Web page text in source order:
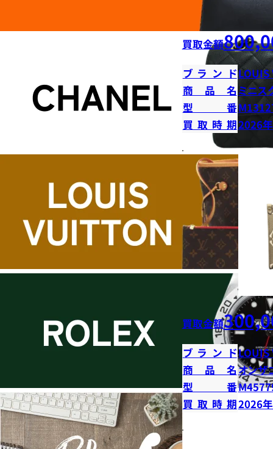
買取金額
ブランドLOUIS
商品名 ミニス
型番
買取時期2026
買取金額
ブランドLOUIS
商品名オンザ
型番
買取時期2026